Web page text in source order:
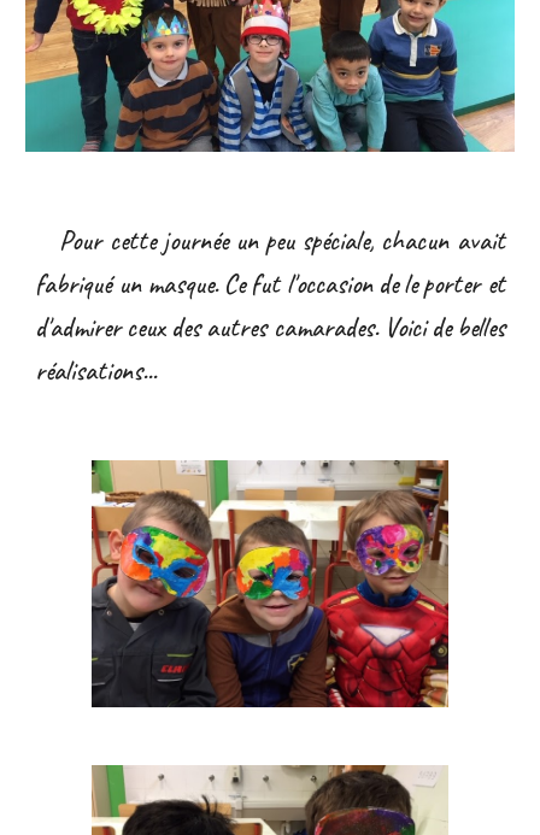
Pour cette journée un peu spéciale, chacun avait
fabriqué un masque. Ce fut l'occasion de le porter et
d'admirer ceux des autres camarades. Voici de belles
réalisations...